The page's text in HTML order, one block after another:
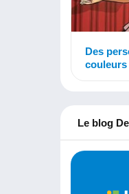
Des
couleurs
Le blog